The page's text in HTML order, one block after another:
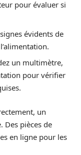
pour évaluer si
évidents de
un multimètre,
pour vérifier
un
Des pièces de
en ligne pour les